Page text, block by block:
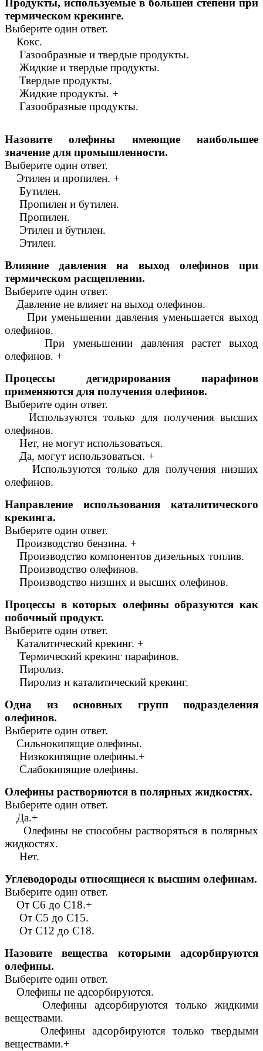
Продукты, используемые в большей степени при
термическом крекинге.
Выберите один ответ.
Кокс.
Газообразные и твердые продукты.
Жидкие и твердые продукты.
Твердые продукты.
Жидкие продукты. +
Газообразные продукты.
Назовите олефины имеющие наибольшее
значение для промышленности.
Выберите один ответ.
Этилен и пропилен. +
Бутилен.
Пропилен и бутилен.
Пропилен.
Этилен и бутилен.
Этилен.
Влияние давления на выход олефинов при
термическом расщеплении.
Выберите один ответ.
Давление не влияет на выход олефинов.
При уменьшении давления уменьшается выход
олефинов.
При уменьшении давления растет выход
олефинов. +
Процессы дегидрирования парафинов
применяются для получения олефинов.
Выберите один ответ.
Используются только для получения высших
олефинов.
Нет, не могут использоваться.
Да, могут использоваться. +
Используются только для получения низших
олефинов.
Направление использования каталитического
крекинга.
Выберите один ответ.
Производство бензина. +
Производство компонентов дизельных топлив.
Производство олефинов.
Производство низших и высших олефинов.
Процессы в которых олефины образуются как
побочный продукт.
Выберите один ответ.
Каталитический крекинг. +
Термический крекинг парафинов.
Пиролиз.
Пиролиз и каталитический крекинг.
Одна из основных групп подразделения
олефинов.
Выберите один ответ.
Сильнокипящие олефины.
Низкокипящие олефины.+
Слабокипящие олефины.
Олефины растворяются в полярных жидкостях.
Выберите один ответ.
Да.+
Олефины не способны растворяться в полярных
жидкостях.
Нет.
Углеводороды относящиеся к высшим олефинам.
Выберите один ответ.
От С6 до С18.+
От С5 до С15.
От С12 до С18.
Назовите вещества которыми адсорбируются
олефины.
Выберите один ответ.
Олефины не адсорбируются.
Олефины адсорбируются только жидкими
веществами.
Олефины адсорбируются только твердыми
веществами.+